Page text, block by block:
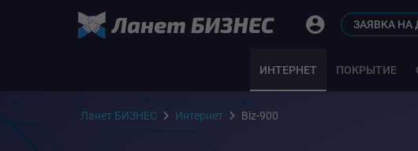
ЗАЯВКА НА
ИНТЕРНЕТ ПОКРЫТИЕ
Ланет БИЗНЕС Интернет Biz-900